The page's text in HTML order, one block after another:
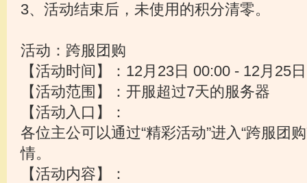
3、活动结束后，未使用的积分清零。
活动：跨服团购
【活动时间】：12月23日 00:00 - 12月25
【活动范围】：开服超过7天的服务器
【活动入口】：
各位主公可以通过“精彩活动”进入“跨服团
情。
【活动内容】：